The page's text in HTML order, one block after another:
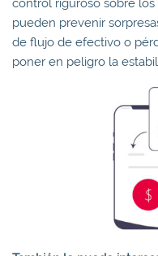
control riguroso sobre los
pueden prevenir
de flujo de efectivo o
poner en peligro la